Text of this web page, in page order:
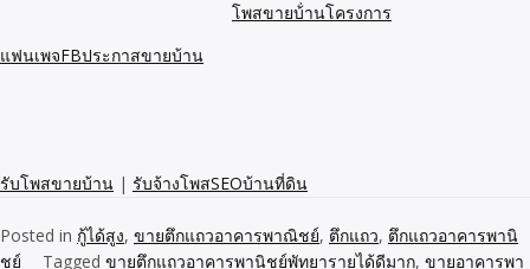
โพสขายบ้่านโครงการ
แฟนเพจFBประกาสขายบ้าน
รับโพสขายบ้าน | รับจ้างโพสSEOบ้านที่ดิน
Posted in กู้ได้สูง, ขายตึกแถวอาคารพาณิชย์, ตึกแถว, ตึกแถวอาคารพานิ
ชย์
Tagged ขายตึกแถวอาคารพานิชย์พัทยารายได้ดีมาก, ขายอาคารพา